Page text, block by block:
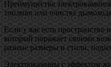
Преимущества
топливо или очистке
Если у вас есть
который поражает своими
разные размеры и стили,
Электрокамины с эффектом